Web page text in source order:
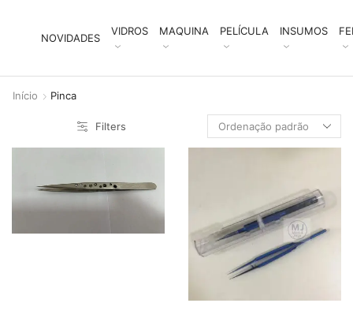
NOVIDADES
VIDROS MAQUINA PELÍCULA INSUMOS
Início Pinca
Filters